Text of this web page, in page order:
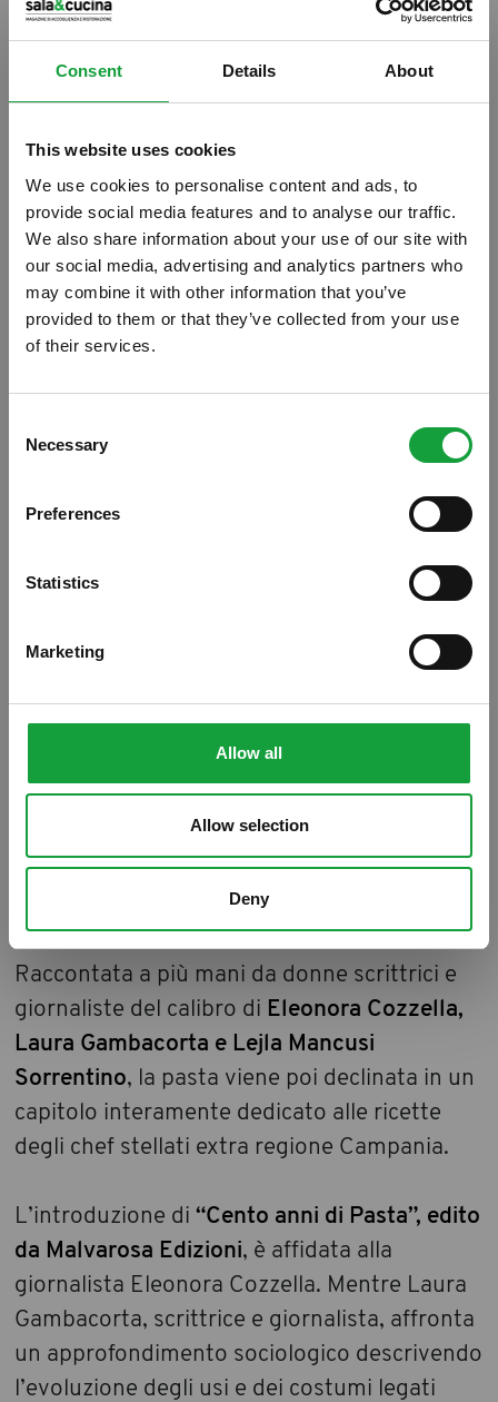
Consent Details About
This website uses cookies
We use cookies to personalise content and ads, to
provide social media features and to analyse our traffic.
We also share information about your use of our site with
our social media, advertising and analytics partners who
may combine it with other information that you’ve
provided to them or that they’ve collected from your use
of their services.
Selection
Necessary
Preferences
Statistics
Marketing
Allow all
Allow selection
Deny
05/09/2012
Cent’anni sono un anniversario che merita di
contributo importante alla cultura italiana:
un libro che racconta della sua storia ma che
è soprattutto una monumentale storia della
Raccontata a più mani da donne scrittrici e
giornaliste del calibro di Eleonora Cozzella,
Laura Gambacorta e Lejla Mancusi
Sorrentino, la pasta viene poi declinata in un
capitolo interamente dedicato alle ricette
degli chef stellati extra regione Campania.
L’introduzione di“Cento anni di Pasta”, edito
da Malvarosa Edizioni, è affidata alla
giornalista Eleonora Cozzella. Mentre Laura
Gambacorta, scrittrice e giornalista, affronta
un approfondimento sociologico descrivendo
l’evoluzione degli usi e dei costumi legati
ISCRIVITI ALLA NEWSLETTER
Resta aggiornato su tutte le ultime novita nel campo